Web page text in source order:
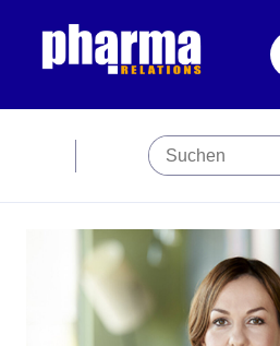
Premiumpartner
Jubiläum